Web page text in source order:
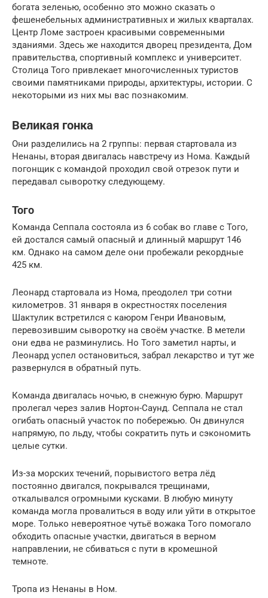
богата зеленью, особенно это можно сказать о
фешенебельных административных и жилых кварталах.
Центр Ломе застроен красивыми современными
зданиями. Здесь же находится дворец президента, Дом
правительства, спортивный комплекс и университет.
Столица Того привлекает многочисленных туристов
своими памятниками природы, архитектуры, истории. С
некоторыми из них мы вас познакомим.
Великая гонка
Они разделились на 2 группы: первая стартовала из
Ненаны, вторая двигалась навстречу из Нома. Каждый
погонщик с командой проходил свой отрезок пути и
передавал сыворотку следующему.
Того
Команда Сеппала состояла из 6 собак во главе с Того,
ей достался самый опасный и длинный маршрут 146
км. Однако на самом деле они пробежали рекордные
425 км.
Леонард стартовала из Нома, преодолел три сотни
километров. 31 января в окрестностях поселения
Шактулик встретился с каюром Генри Ивановым,
перевозившим сыворотку на своём участке. В метели
они едва не разминулись. Но Того заметил нарты, и
Леонард успел остановиться, забрал лекарство и тут же
развернулся в обратный путь.
Команда двигалась ночью, в снежную бурю. Маршрут
пролегал через залив Нортон-Саунд. Сеппала не стал
огибать опасный участок по побережью. Он двинулся
напрямую, по льду, чтобы сократить путь и сэкономить
целые сутки.
Из-за морских течений, порывистого ветра лёд
постоянно двигался, покрывался трещинами,
откалывался огромными кусками. В любую минуту
команда могла провалиться в воду или уйти в открытое
море. Только невероятное чутьё вожака Того помогало
обходить опасные участки, двигаться в верном
направлении, не сбиваться с пути в кромешной
темноте.
Тропа из Ненаны в Ном.